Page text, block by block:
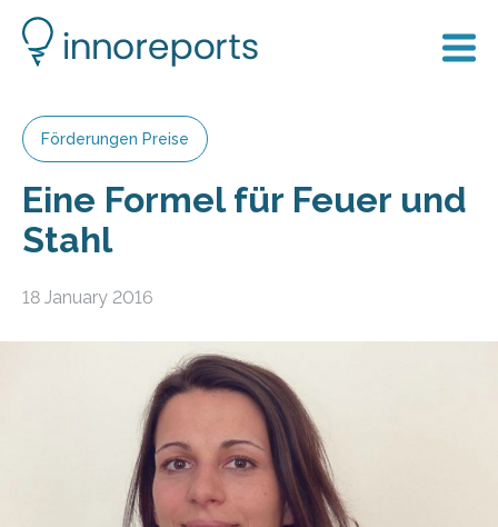
Förderungen Preise
Eine Formel für Feuer und
Stahl
18 January 2016